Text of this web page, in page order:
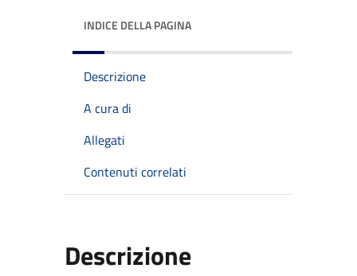
INDICE DELLA PAGINA
Descrizione
A cura di
Allegati
Contenuti correlati
Descrizione